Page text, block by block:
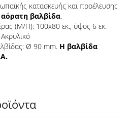
κατασκευής και προέλευσης
αόρατη βαλβίδα.
(Μ/Π): 100x80 εκ., ύψος 6 εκ.
Ø 90 mm. Η βαλβίδα